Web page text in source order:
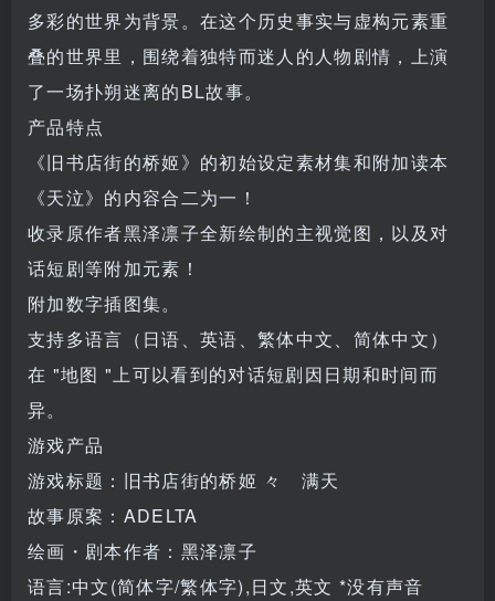
多彩的世界为背景。在这个历史事实与虚构元素重
叠的世界里，围绕着独特而迷人的人物剧情，上演
了一场扑朔迷离的BL故事。
产品特点
《旧书店街的桥姬》的初始设定素材集和附加读本
《天泣》的内容合二为一！
收录原作者黑泽凛子全新绘制的主视觉图，以及对
话短剧等附加元素！
附加数字插图集。
支持多语言（日语、英语、繁体中文、简体中文）
在 "地图 "上可以看到的对话短剧因日期和时间而
异。
游戏产品
游戏标题：旧书店街的桥姬 々 满天
故事原案：ADELTA
绘画・剧本作者：黑泽凛子
语言:中文(简体字/繁体字),日文,英文 *没有声音